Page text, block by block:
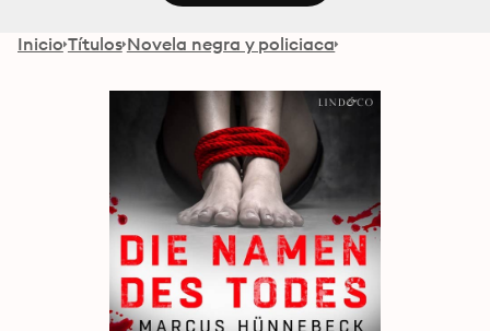
Inicio Títulos Novela negra y policiaca